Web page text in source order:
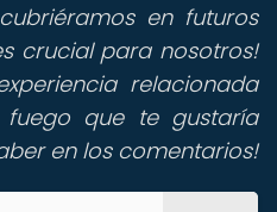
en futuros
crucial para nosotros!
relacionada
que te gustaría
en los comentarios!